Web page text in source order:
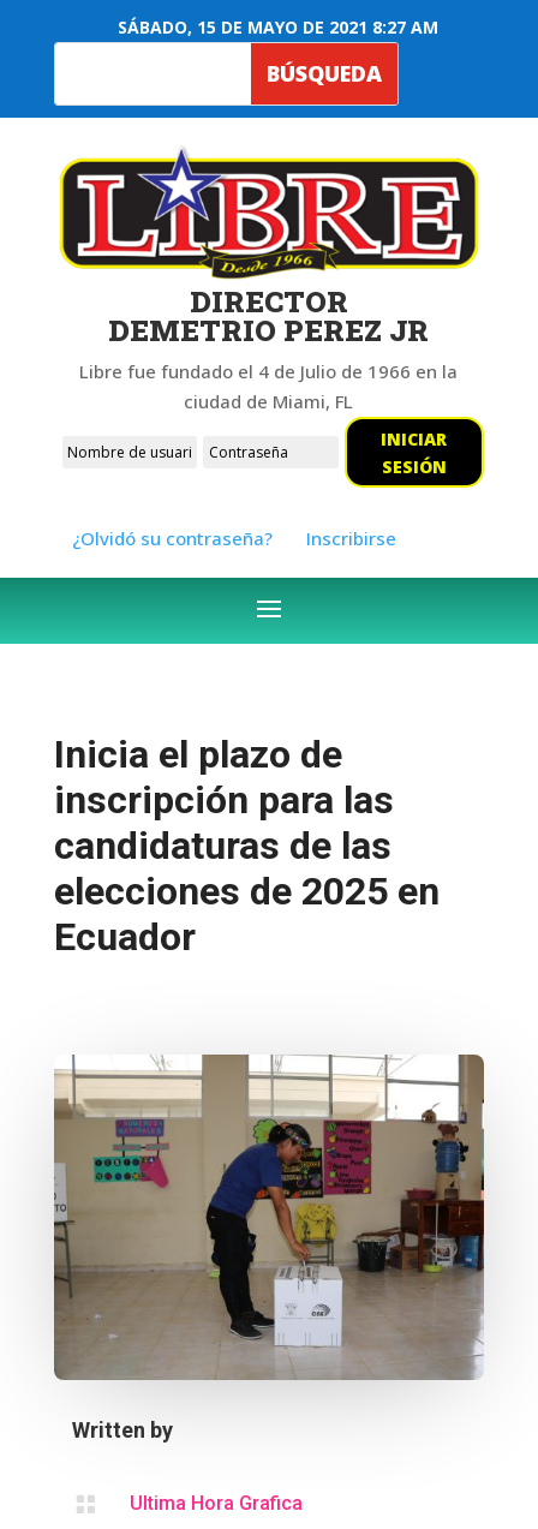
SÁBADO, 15 DE MAYO DE 2021 8:27 AM
DIRECTOR
DEMETRIO PEREZ JR
Libre fue fundado el 4 de Julio de 1966 en la
ciudad de Miami, FL
INICIAR
SESIÓN
¿Olvidó su contraseña? Inscribirse
Inicia el plazo de
inscripción para las
candidaturas de las
elecciones de 2025 en
Ecuador
Written by
 Ultima Hora Grafica